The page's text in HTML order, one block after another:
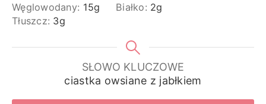
Węglowodany: 15g Białko: 2g
Tłuszcz: 3g
SŁOWO KLUCZOWE
ciastka owsiane z jabłkiem